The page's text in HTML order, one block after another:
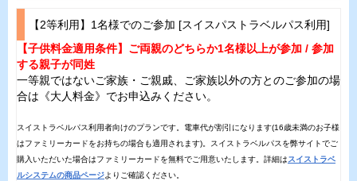
【2等利用】1名様でのご参加 [スイスパストラベルパス利用]
【子供料金適用条件】ご両親のどちらか1名様以上が参加 / 参加
する親子が同姓
一等親ではないご家族・ご親戚、ご家族以外の方とのご参加の場
合は《大人料金》でお申込みください。
スイストラベルパス利用者向けのプランです。電車代が割引になります(16歳未満のお子様
はファミリーカードをお持ちの場合も適用されます)。スイストラベルパスを弊サイトでご
購入いただいた場合はファミリーカードを無料でご用意いたします。詳細はスイストラベ
ルシステムの商品ページよりご確認ください。